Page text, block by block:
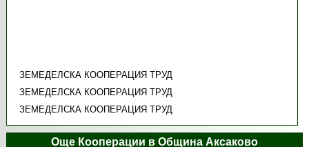
ЗЕМЕДЕЛСКА КООПЕРАЦИЯ ТРУД
ЗЕМЕДЕЛСКА КООПЕРАЦИЯ ТРУД
ЗЕМЕДЕЛСКА КООПЕРАЦИЯ ТРУД
Още Кооперации в Община Аксаково